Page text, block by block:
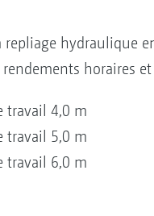
hydraulique
horaires
travail 4,0 m
travail 5,0 m
travail 6,0 m